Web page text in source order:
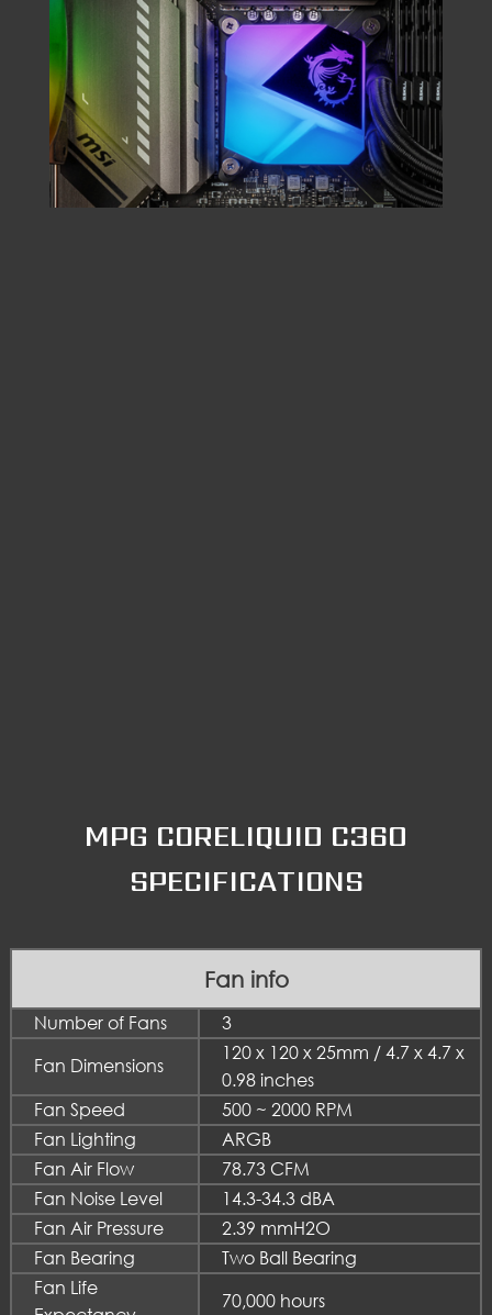
MPG CORELIQUID C360
SPECIFICATIONS
Fan info
Number of Fans
3
Fan Dimensions
120 x 120 x 25mm / 4.7 x 4.7 x
0.98 inches
Fan Speed
500 ~ 2000 RPM
Fan Lighting
ARGB
Fan Air Flow
78.73 CFM
Fan Noise Level
14.3-34.3 dBA
Fan Air Pressure
2.39 mmH2O
Fan Bearing
Two Ball Bearing
Fan Life
70,000 hours